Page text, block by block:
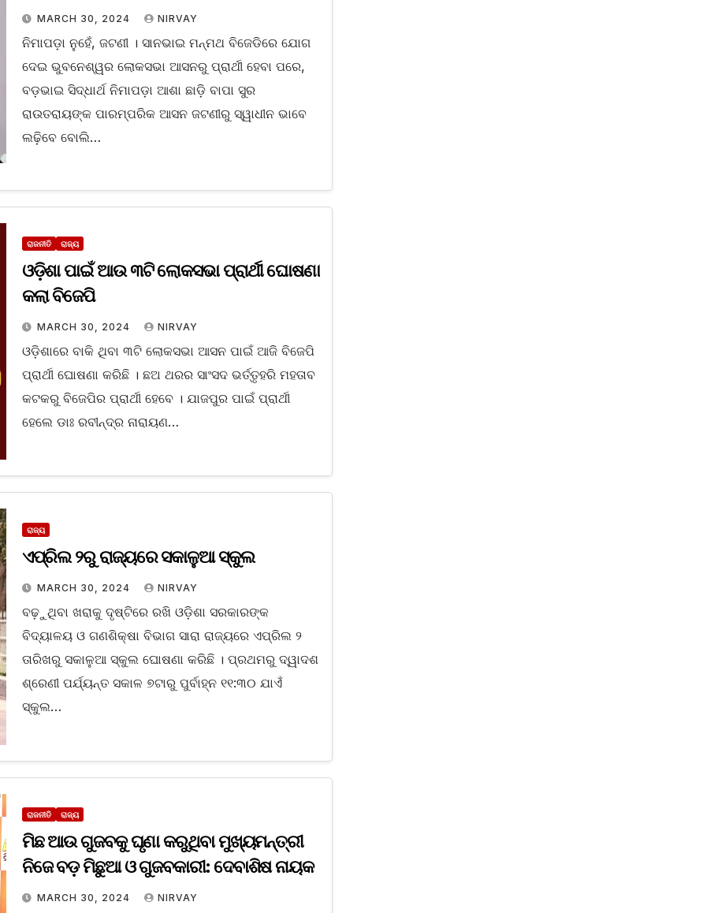
MARCH 30, 2024 NIRVAY
ନିମାପଡ଼ା ନୁହେଁ, ଜଟଣୀ । ସାନଭାଇ ମନ୍ମଥ ବିଜେଡିରେ ଯୋଗ
ଦେଇ ଭୁବନେଶ୍ୱର ଲୋକସଭା ଆସନରୁ ପ୍ରାର୍ଥୀ ହେବା ପରେ,
ବଡ଼ଭାଇ ସିଦ୍ଧାର୍ଥ ନିମାପଡ଼ା ଆଶା ଛାଡ଼ି ବାପା ସୁର
ରାଉତରାୟଙ୍କ ପାରମ୍ପରିକ ଆସନ ଜଟଣୀରୁ ସ୍ୱାଧୀନ ଭାବେ
ଲଢ଼ିବେ ବୋଲି…
ରାଜନୀତି ରାଜ୍ୟ
ଓଡ଼ିଶା ପାଇଁ ଆଉ ୩ଟି ଲୋକସଭା ପ୍ରାର୍ଥୀ ଘୋଷଣା
କଲା ବିଜେପି
MARCH 30, 2024 NIRVAY
ଓଡ଼ିଶାରେ ବାକି ଥିବା ୩ଟି ଲୋକସଭା ଆସନ ପାଇଁ ଆଜି ବିଜେପି
ପ୍ରାର୍ଥୀ ଘୋଷଣା କରିଛି । ଛଅ ଥରର ସାଂସଦ ଭର୍ତ୍ତୃହରି ମହତାବ
କଟକରୁ ବିଜେପିର ପ୍ରାର୍ଥୀ ହେବେ । ଯାଜପୁର ପାଇଁ ପ୍ରାର୍ଥୀ
ହେଲେ ଡାଃ ରବୀନ୍ଦ୍ର ନାରାୟଣ…
ରାଜ୍ୟ
ଏପ୍ରିଲ ୨ରୁ ରାଜ୍ୟରେ ସକାଳୁଆ ସ୍କୁଲ
MARCH 30, 2024 NIRVAY
ବଢ଼ୁଥିବା ଖରାକୁ ଦୃଷ୍ଟିରେ ରଖି ଓଡ଼ିଶା ସରକାରଙ୍କ
ବିଦ୍ୟାଳୟ ଓ ଗଣଶିକ୍ଷା ବିଭାଗ ସାରା ରାଜ୍ୟରେ ଏପ୍ରିଲ ୨
ତାରିଖରୁ ସକାଳୁଆ ସ୍କୁଲ ଘୋଷଣା କରିଛି । ପ୍ରଥମରୁ ଦ୍ୱାଦଶ
ଶ୍ରେଣୀ ପର୍ଯ୍ୟନ୍ତ ସକାଳ ୭ଟାରୁ ପୁର୍ବାହ୍ନ ୧୧:୩୦ ଯାଏଁ
ସ୍କୁଲ…
ରାଜନୀତି ରାଜ୍ୟ
ମିଛ ଆଉ ଗୁଜବକୁ ଘୃଣା କରୁଥିବା ମୁଖ୍ୟମନ୍ତ୍ରୀ
ନିଜେ ବଡ଼ ମିଛୁଆ ଓ ଗୁଜବକାରୀ: ଦେବାଶିଷ ନାୟକ
MARCH 30, 2024 NIRVAY